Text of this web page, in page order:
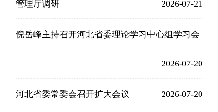
管理厅调研 2026-07-21
倪岳峰主持召开河北省委理论学习中心组学习会
2026-07-20
河北省委常委会召开扩大会议 2026-07-20